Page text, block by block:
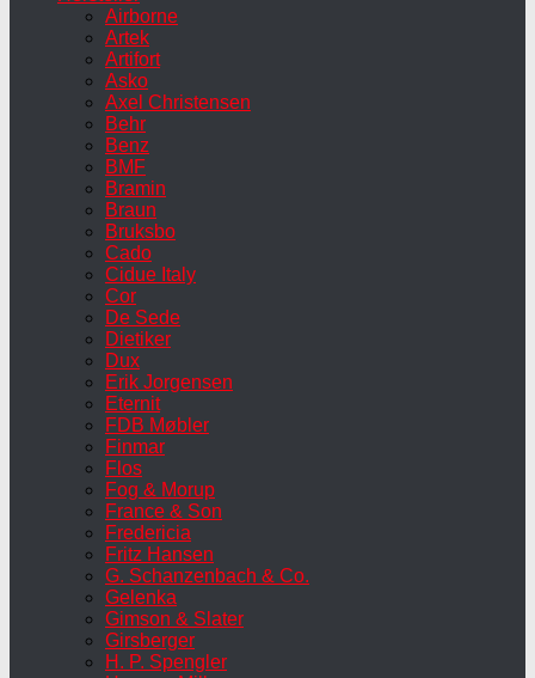
Airborne
Artek
Artifort
Asko
Axel Christensen
Behr
Benz
BMF
Bramin
Braun
Bruksbo
Cado
Cidue Italy
Cor
De Sede
Dietiker
Dux
Erik Jorgensen
Eternit
FDB Møbler
Finmar
Flos
Fog & Morup
France & Son
Fredericia
Fritz Hansen
G. Schanzenbach & Co.
Gelenka
Gimson & Slater
Girsberger
H. P. Spengler